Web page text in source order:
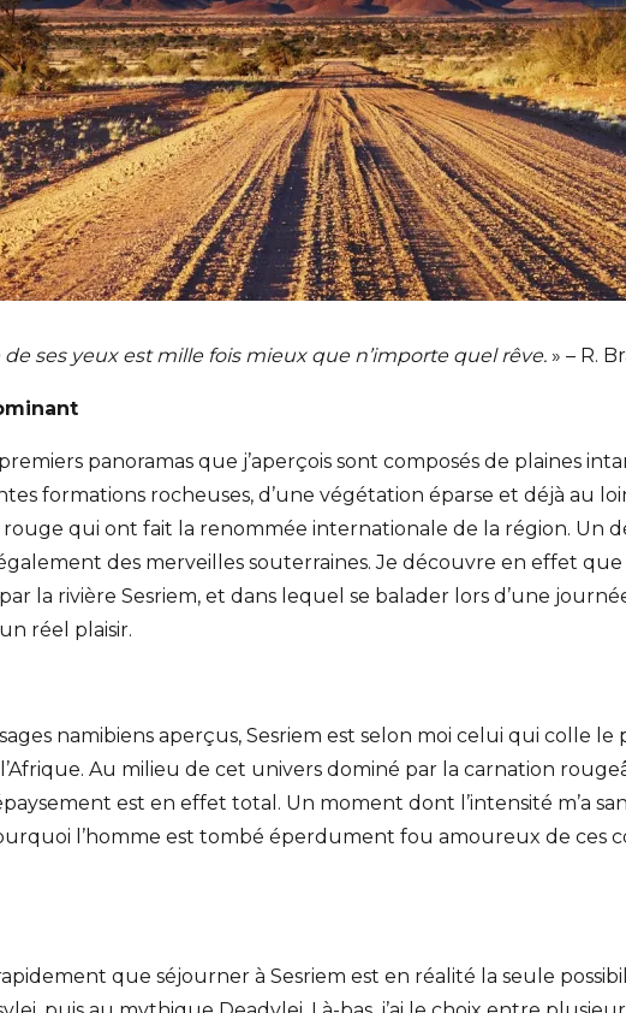
de ses yeux est mille fois mieux que n’importe quel rêve. » – R.
panoramas que j’aperçois sont composés de plaines
formations rocheuses, d’une végétation éparse et déjà au
rouge qui ont fait la renommée internationale de la région. Un
des merveilles souterraines. Je découvre en effet que
la rivière Sesriem, et dans lequel se balader lors d’une
réel plaisir.
namibiens aperçus, Sesriem est selon moi celui qui colle le
l’Afrique. Au milieu de cet univers dominé par la carnation
est en effet total. Un moment dont l’intensité m’a
l’homme est tombé éperdument fou amoureux de ces
que séjourner à Sesriem est en réalité la seule